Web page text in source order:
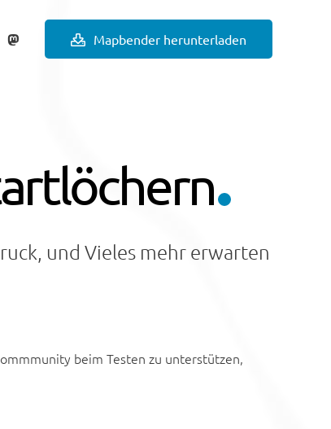
Mapbender herunterladen
und Vieles mehr erwarten
beim Testen zu unterstützen,